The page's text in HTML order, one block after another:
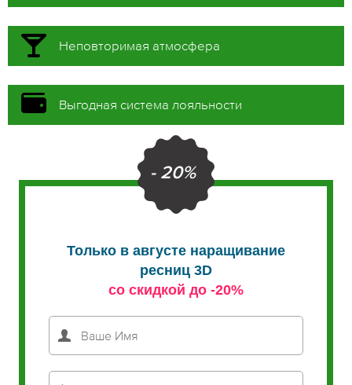
Неповторимая атмосфера
Выгодная система лояльности
- 20%
Только в августе наращивание
ресниц 3D
со скидкой до -20%